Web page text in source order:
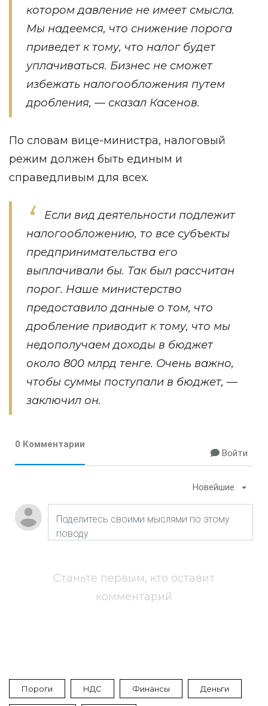
котором давление не имеет смысла.
Мы надеемся, что снижение порога
приведет к тому, что налог будет
уплачиваться. Бизнес не сможет
избежать налогообложения путем
дробления, — сказал Касенов.
По словам вице-министра, налоговый
режим должен быть единым и
справедливым для всех.
Если вид деятельности подлежит
налогообложению, то все субъекты
предпринимательства его
выплачивали бы. Так был рассчитан
порог. Наше министерство
предоставило данные о том, что
дробление приводит к тому, что мы
недополучаем доходы в бюджет
около 800 млрд тенге. Очень важно,
чтобы суммы поступали в бюджет, —
заключил он.
0 Комментарии
Войти
Новейшие
Станьте первым, кто оставит
комментарий
Пороги НДС Финансы Деньги